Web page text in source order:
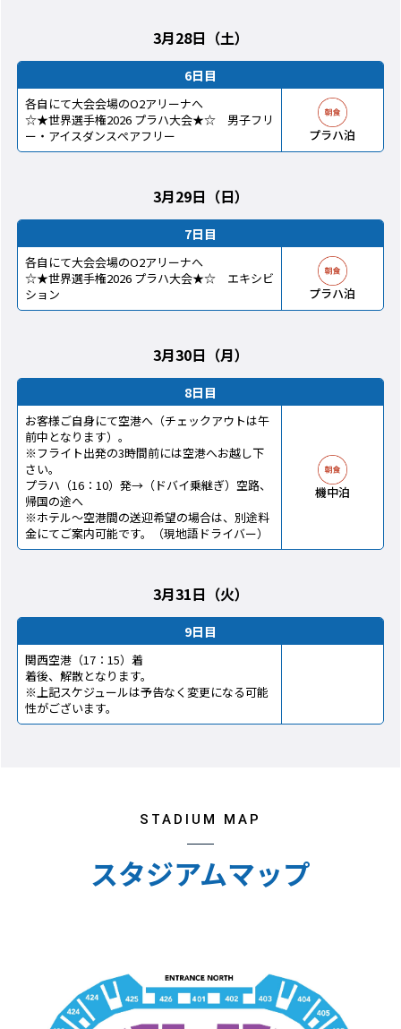
3月28日（土）
6日目
各自にて大会会場のO2アリーナへ
☆★世界選手権2026 プラハ大会★☆ 男子フリ
ー・アイスダンスぺアフリー
プラハ泊
3月29日（日）
7日目
各自にて大会会場のO2アリーナへ
☆★世界選手権2026 プラハ大会★☆ エキシビ
ション
プラハ泊
3月30日（月）
8日目
お客様ご自身にて空港へ（チェックアウトは午
前中となります）。
※フライト出発の3時間前には空港へお越し下
さい。
プラハ（16：10）発→（ドバイ乗継ぎ）空路、
帰国の途へ
※ホテル～空港間の送迎希望の場合は、別途料
金にてご案内可能です。（現地語ドライバー）
機中泊
3月31日（火）
9日目
関西空港（17：15）着
着後、解散となります。
※上記スケジュールは予告なく変更になる可能
性がございます。
STADIUM MAP
スタジアムマップ